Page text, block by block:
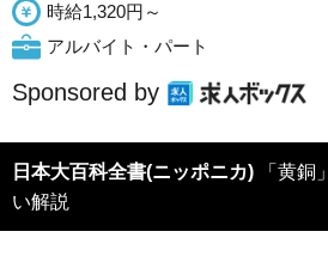
時給1,320円～
アルバイト・パート
Sponsored by
日本大百科全書(ニッポニカ)
い解説